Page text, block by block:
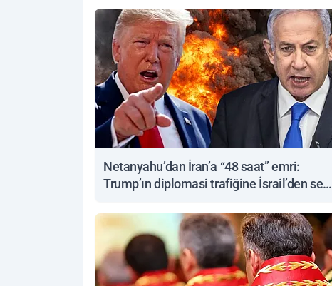
Netanyahu’dan İran’a “48 saat” emri:
Trump’ın diplomasi trafiğine İsrail’den sert